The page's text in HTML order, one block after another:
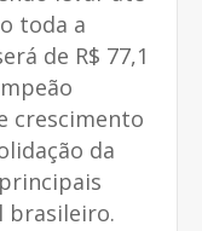
toda a
de R$ 77,1
crescimento
da
brasileiro.